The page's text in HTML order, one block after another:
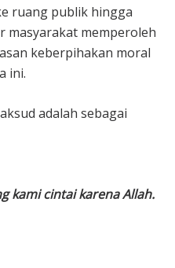
ruang publik hingga
masyarakat memperoleh
keberpihakan moral
ini.
adalah sebagai
kami cintai karena Allah.